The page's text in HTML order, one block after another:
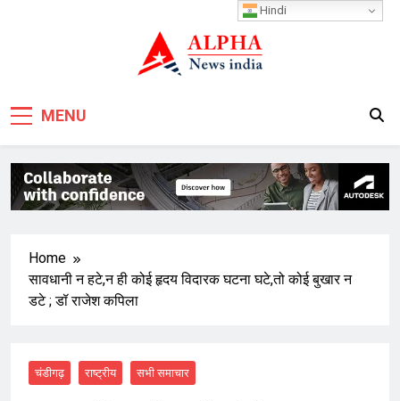
MENU
Home
सावधानी न हटे,न ही कोई हृदय विदारक घटना घटे,तो कोई बुखार न
डटे ; डॉ राजेश कपिला
चंडीगढ़ राष्ट्रीय सभी समाचार
Hindi